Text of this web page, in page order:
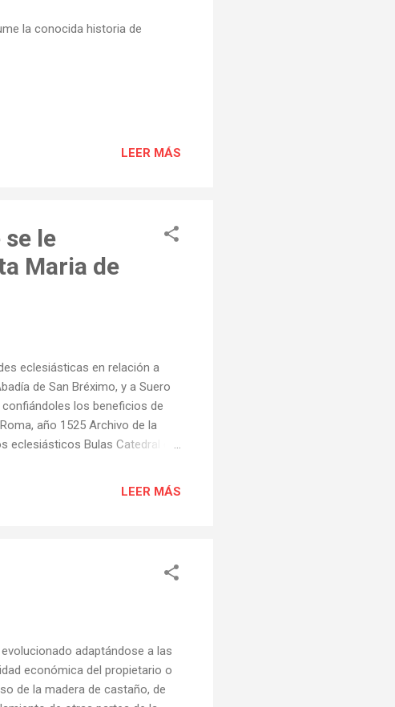
la conocida historia de
LEER MÁS
le
Maria de
eclesiásticas en relación a
de San Bréximo, y a Suero
los beneficios de
año 1525 Archivo de la
eclesiásticos Bulas Catedral de
LEER MÁS
adaptándose a las
económica del propietario o
de la madera de castaño, de